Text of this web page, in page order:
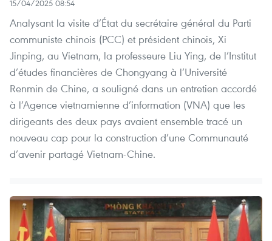
15/04/2025 08:54
Analysant la visite d’État du secrétaire général du Parti
communiste chinois (PCC) et président chinois, Xi
Jinping, au Vietnam, la professeure Liu Ying, de l’Institut
d’études financières de Chongyang à l’Université
Renmin de Chine, a souligné dans un entretien accordé
à l’Agence vietnamienne d’information (VNA) que les
dirigeants des deux pays avaient ensemble tracé un
nouveau cap pour la construction d’une Communauté
d’avenir partagé Vietnam-Chine.